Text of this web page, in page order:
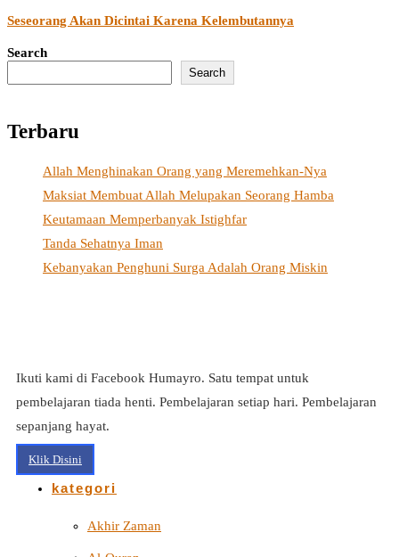
Seseorang Akan Dicintai Karena Kelembutannya
Search
Search
Terbaru
Allah Menghinakan Orang yang Meremehkan-Nya
Maksiat Membuat Allah Melupakan Seorang Hamba
Keutamaan Memperbanyak Istighfar
Tanda Sehatnya Iman
Kebanyakan Penghuni Surga Adalah Orang Miskin
Ikuti kami di Facebook Humayro. Satu tempat untuk
pembelajaran tiada henti. Pembelajaran setiap hari. Pembelajaran
sepanjang hayat.
Klik Disini
kategori
Akhir Zaman